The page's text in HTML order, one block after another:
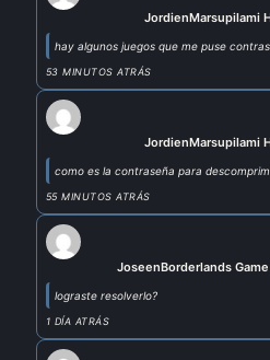
JordienMarsupilami
hay algunos juegos que me puse
53 MINUTOS ATRÁS
JordienMarsupilami
como es la contraseña para
55 MINUTOS ATRÁS
JoseenBorderlands
lograste resolverlo?
1 DÍA ATRÁS